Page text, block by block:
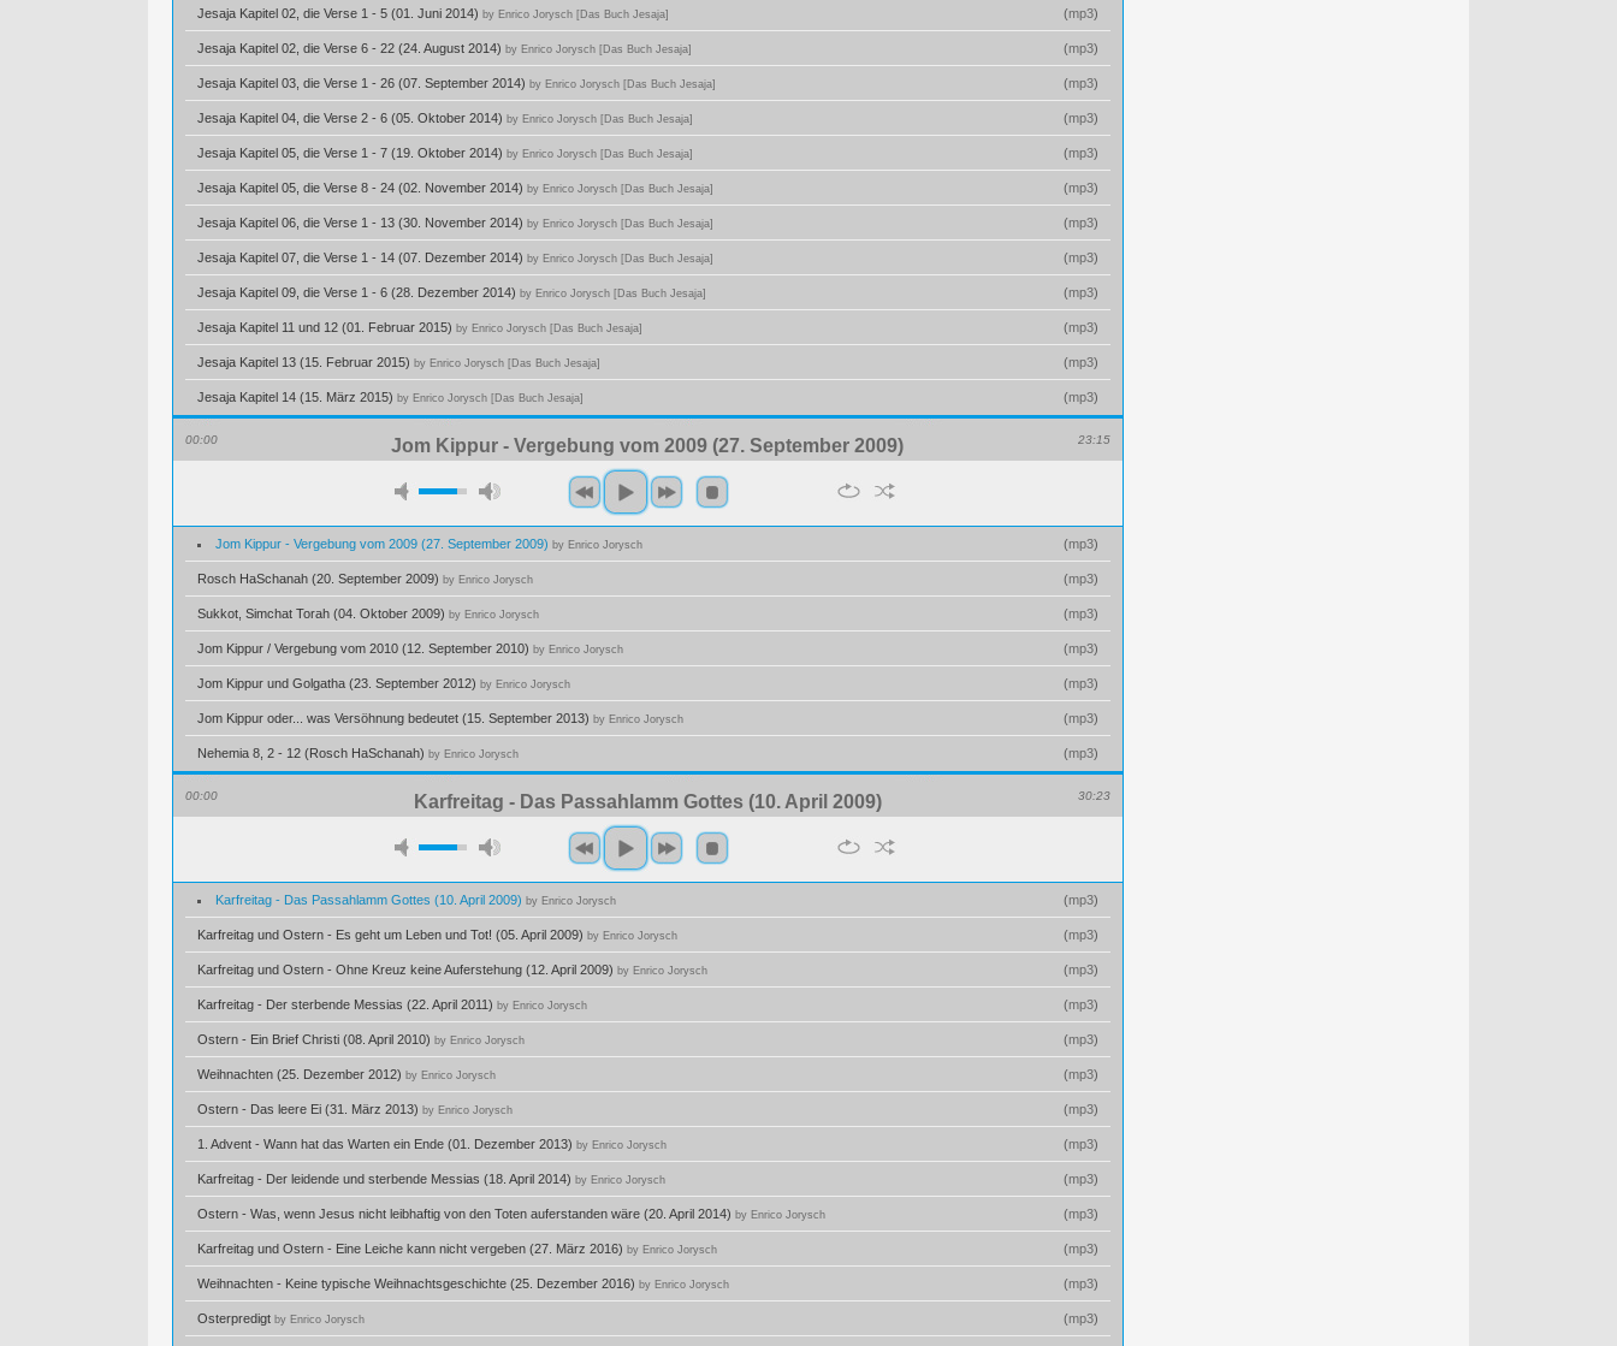
(mp3)
Jesaja Kapitel 02, die Verse 1 - 5 (01. Juni 2014) by Enrico Jorysch [Das Buch Jesaja]
(mp3)
Jesaja Kapitel 02, die Verse 6 - 22 (24. August 2014) by Enrico Jorysch [Das Buch Jesaja]
(mp3)
Jesaja Kapitel 03, die Verse 1 - 26 (07. September 2014) by Enrico Jorysch [Das Buch Jesaja]
(mp3)
Jesaja Kapitel 04, die Verse 2 - 6 (05. Oktober 2014) by Enrico Jorysch [Das Buch Jesaja]
(mp3)
Jesaja Kapitel 05, die Verse 1 - 7 (19. Oktober 2014) by Enrico Jorysch [Das Buch Jesaja]
(mp3)
Jesaja Kapitel 05, die Verse 8 - 24 (02. November 2014) by Enrico Jorysch [Das Buch Jesaja]
(mp3)
Jesaja Kapitel 06, die Verse 1 - 13 (30. November 2014) by Enrico Jorysch [Das Buch Jesaja]
(mp3)
Jesaja Kapitel 07, die Verse 1 - 14 (07. Dezember 2014) by Enrico Jorysch [Das Buch Jesaja]
(mp3)
Jesaja Kapitel 09, die Verse 1 - 6 (28. Dezember 2014) by Enrico Jorysch [Das Buch Jesaja]
(mp3)
Jesaja Kapitel 11 und 12 (01. Februar 2015) by Enrico Jorysch [Das Buch Jesaja]
(mp3)
Jesaja Kapitel 13 (15. Februar 2015) by Enrico Jorysch [Das Buch Jesaja]
(mp3)
Jesaja Kapitel 14 (15. März 2015) by Enrico Jorysch [Das Buch Jesaja]
00:00 23:15
Jom Kippur - Vergebung vom 2009 (27. September 2009)
(mp3)
Jom Kippur - Vergebung vom 2009 (27. September 2009) by Enrico Jorysch
(mp3)
Rosch HaSchanah (20. September 2009) by Enrico Jorysch
(mp3)
Sukkot, Simchat Torah (04. Oktober 2009) by Enrico Jorysch
(mp3)
Jom Kippur / Vergebung vom 2010 (12. September 2010) by Enrico Jorysch
(mp3)
Jom Kippur und Golgatha (23. September 2012) by Enrico Jorysch
(mp3)
Jom Kippur oder... was Versöhnung bedeutet (15. September 2013) by Enrico Jorysch
(mp3)
Nehemia 8, 2 - 12 (Rosch HaSchanah) by Enrico Jorysch
00:00 30:23
Karfreitag - Das Passahlamm Gottes (10. April 2009)
(mp3)
Karfreitag - Das Passahlamm Gottes (10. April 2009) by Enrico Jorysch
(mp3)
Karfreitag und Ostern - Es geht um Leben und Tot! (05. April 2009) by Enrico Jorysch
(mp3)
Karfreitag und Ostern - Ohne Kreuz keine Auferstehung (12. April 2009) by Enrico Jorysch
(mp3)
Karfreitag - Der sterbende Messias (22. April 2011) by Enrico Jorysch
(mp3)
Ostern - Ein Brief Christi (08. April 2010) by Enrico Jorysch
(mp3)
Weihnachten (25. Dezember 2012) by Enrico Jorysch
(mp3)
Ostern - Das leere Ei (31. März 2013) by Enrico Jorysch
(mp3)
1. Advent - Wann hat das Warten ein Ende (01. Dezember 2013) by Enrico Jorysch
(mp3)
Karfreitag - Der leidende und sterbende Messias (18. April 2014) by Enrico Jorysch
(mp3)
Ostern - Was, wenn Jesus nicht leibhaftig von den Toten auferstanden wäre (20. April 2014) by Enrico Jorysch
(mp3)
Karfreitag und Ostern - Eine Leiche kann nicht vergeben (27. März 2016) by Enrico Jorysch
(mp3)
Weihnachten - Keine typische Weihnachtsgeschichte (25. Dezember 2016) by Enrico Jorysch
(mp3)
Osterpredigt by Enrico Jorysch